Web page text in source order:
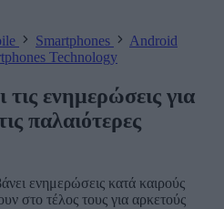
Smartphones
Android
Technology
τις ενημερώσεις για
παλαιότερες
ενημερώσεις κατά καιρούς
στο τέλος τους για αρκετούς